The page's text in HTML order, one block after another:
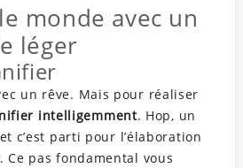
monde avec un
léger
un rêve. Mais pour réaliser
intelligemment. Hop, un
c’est parti pour l’élaboration
Ce pas fondamental vous